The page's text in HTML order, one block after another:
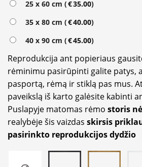
25 x 60 cm (€35.00)
35 x 80 cm (€40.00)
40 x 90 cm (€45.00)
Reprodukcija ant popieriaus
rėminimu pasirūpinti galite patys,
pasportą, rėmą ir stiklą pas mus.
paveikslą iš karto galėsite kabinti
Puslapyje matomas rėmo storis
realybėje šis vaizdas skirsis
pasirinkto reprodukcijos dydžio
Alternative: